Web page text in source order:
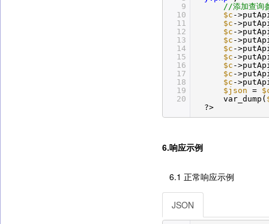
9
10
11
12
13
14
15
16
17
18
19
20
//添加查询
$c -
$c -
$c -
$c -
$c -
$c -
$c -
$c -
$c -
$json =
var_dump(
?>
6.响应示例
6.1 正常响应示例
JSON